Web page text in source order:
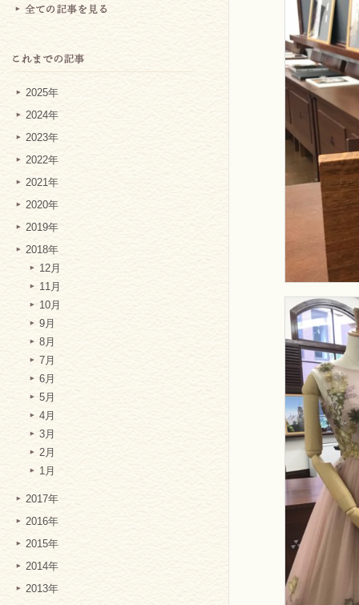
2025年
2024年
2023年
2022年
2021年
2020年
2019年
2018年
12月
11月
10月
9月
8月
7月
6月
5月
4月
3月
2月
1月
2017年
2016年
2015年
2014年
2013年